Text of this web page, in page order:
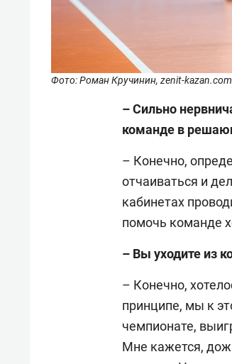
Фото: Роман Кручинин, zenit-kazan.com
– Сильно
команде в
– Конечно,
отчаиваться и
кабинетах
помочь команде
– Вы уходите из
– Конечно,
принципе, мы к
чемпионате,
Мне кажется,